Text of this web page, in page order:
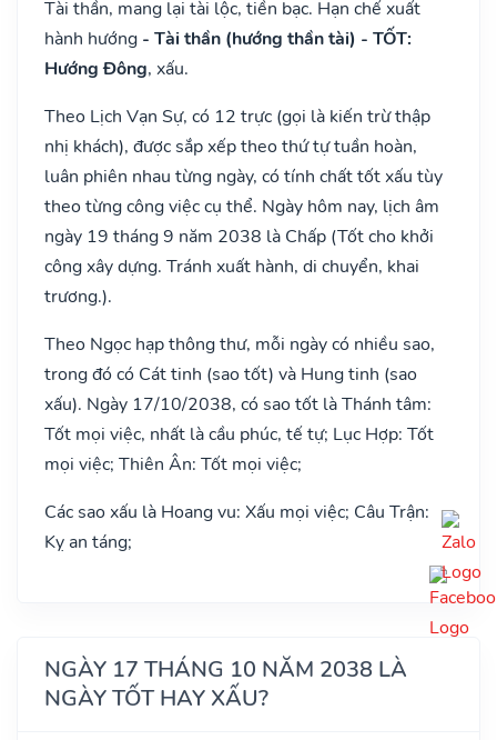
Tài thần, mang lại tài lộc, tiền bạc. Hạn chế xuất
hành hướng - Tài thần (hướng thần tài) - TỐT:
Hướng Đông, xấu.
Theo Lịch Vạn Sự, có 12 trực (gọi là kiến trừ thập
nhị khách), được sắp xếp theo thứ tự tuần hoàn,
luân phiên nhau từng ngày, có tính chất tốt xấu tùy
theo từng công việc cụ thể. Ngày hôm nay, lịch âm
ngày 19 tháng 9 năm 2038 là Chấp (Tốt cho khởi
công xây dựng. Tránh xuất hành, di chuyển, khai
trương.).
Theo Ngọc hạp thông thư, mỗi ngày có nhiều sao,
trong đó có Cát tinh (sao tốt) và Hung tinh (sao
xấu). Ngày 17/10/2038, có sao tốt là Thánh tâm:
Tốt mọi việc, nhất là cầu phúc, tế tự; Lục Hợp: Tốt
mọi việc; Thiên Ân: Tốt mọi việc;
Các sao xấu là Hoang vu: Xấu mọi việc; Câu Trận:
Kỵ an táng;
NGÀY 17 THÁNG 10 NĂM 2038 LÀ
NGÀY TỐT HAY XẤU?